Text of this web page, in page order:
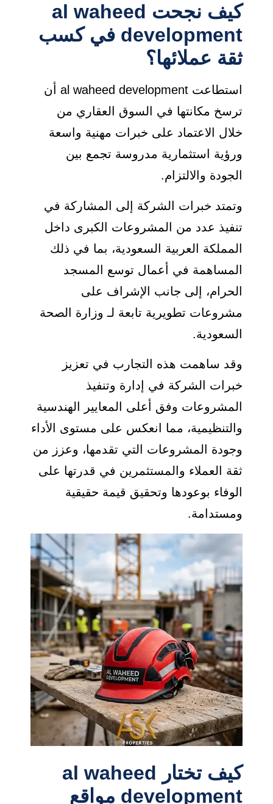
كيف نجحت al waheed
development في كسب
ثقة عملائها؟
استطاعت al waheed development أن
ترسخ مكانتها في السوق العقاري من
خلال الاعتماد على خبرات مهنية واسعة
ورؤية استثمارية مدروسة تجمع بين
الجودة والالتزام.
وتمتد خبرات الشركة إلى المشاركة في
تنفيذ عدد من المشروعات الكبرى داخل
المملكة العربية السعودية، بما في ذلك
المساهمة في أعمال توسع المسجد
الحرام، إلى جانب الإشراف على
مشروعات تطويرية تابعة لـ وزارة الصحة
السعودية.
وقد ساهمت هذه التجارب في تعزيز
خبرات الشركة في إدارة وتنفيذ
المشروعات وفق أعلى المعايير الهندسية
والتنظيمية، مما انعكس على مستوى الأداء
وجودة المشروعات التي تقدمها، وعزز من
ثقة العملاء والمستثمرين في قدرتها على
الوفاء بوعودها وتحقيق قيمة حقيقية
ومستدامة.
كيف تختار al waheed
development مواقع